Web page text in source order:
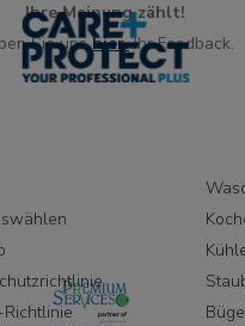
Ihre Meinung zählt!
Sie unshier.Ihr Feedback.